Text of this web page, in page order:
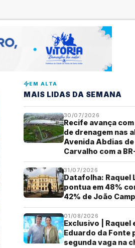
EM ALTA
MAIS LIDAS DA SEMANA
30/07/2026
Recife avança
de drenagem nas
Avenida Abdias de
Carvalho com a
31/07/2026
Datafolha: Raquel
pontua em 48%
42% de João
01/08/2026
Exclusivo | Raquel
Eduardo da Fonte
segunda vaga na